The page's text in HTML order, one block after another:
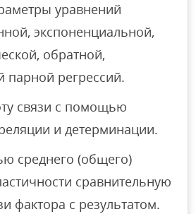
уравнений
экспоненциальной,
обратной,
парной регрессий.
связи с помощью
и детерминации.
среднего (общего)
сравнительную
фактора с результатом.